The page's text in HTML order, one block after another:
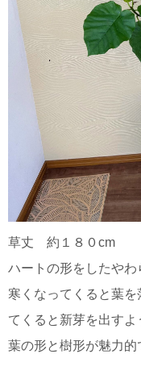
草丈 約１８０cm
ハートの形をしたや
寒くなってくると葉
てくると新芽を出す
葉の形と樹形が魅力的